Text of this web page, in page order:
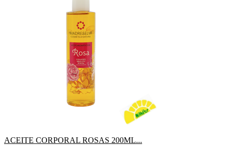
ACEITE CORPORAL ROSAS 200ML...